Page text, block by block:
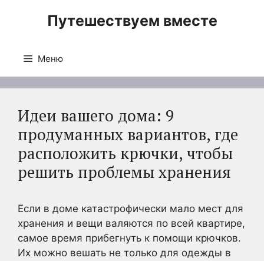
Путешествуем вместе
Меню
Идеи вашего дома: 9
продуманных вариантов, где
расположить крючки, чтобы
решить проблемы хранения
Если в доме катастрофически мало мест для
хранения и вещи валяются по всей квартире,
самое время прибегнуть к помощи крючков.
Их можно вешать не только для одежды в